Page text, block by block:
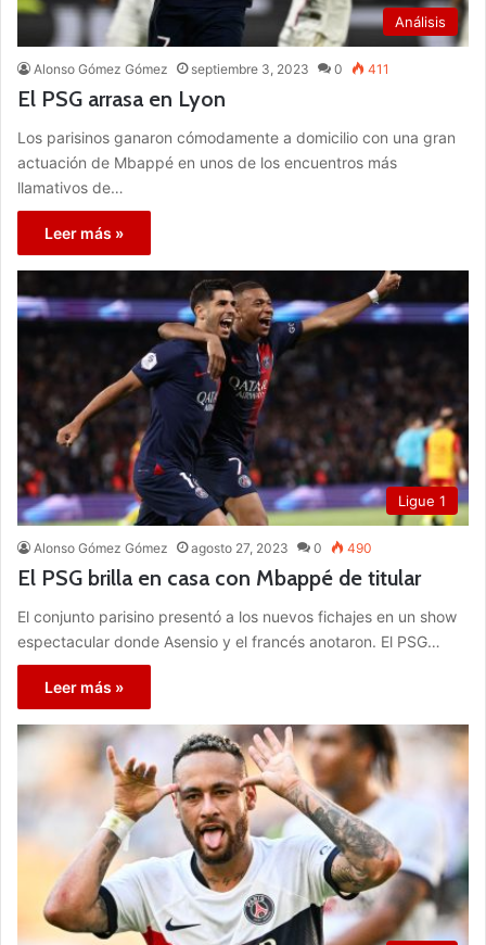
Análisis
Alonso Gómez Gómez septiembre 3, 2023 0 411
El PSG arrasa en Lyon
Los parisinos ganaron cómodamente a domicilio con una gran
actuación de Mbappé en unos de los encuentros más
llamativos de…
Leer más »
Ligue 1
Alonso Gómez Gómez agosto 27, 2023 0 490
El PSG brilla en casa con Mbappé de titular
El conjunto parisino presentó a los nuevos fichajes en un show
espectacular donde Asensio y el francés anotaron. El PSG…
Leer más »